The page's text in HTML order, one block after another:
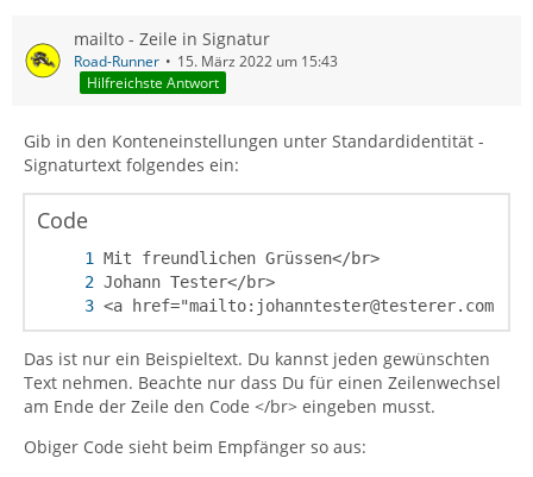
mailto - Zeile in Signatur
Road-Runner
15. März 2022 um 15:43
Hilfreichste Antwort
Gib in den Konteneinstellungen unter Standardidentität -
Signaturtext folgendes ein:
Code
<a
Das ist nur ein Beispieltext. Du kannst jeden gewünschten
Text nehmen. Beachte nur dass Du für einen Zeilenwechsel
am Ende der Zeile den Code </br> eingeben musst.
Obiger Code sieht beim Empfänger so aus: